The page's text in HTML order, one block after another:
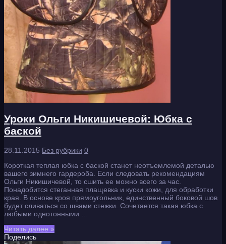
Уроки Ольги Никишичевой: Юбка с
баской
28.11.2015 Без рубрики 0
Короткая теплая юбка с баской станет неотъемлемой деталью
вашего зимнего гардероба. Если следовать рекомендациям
Ольги Никишичевой, то сшить ее можно всего за час.
Понадобится стеганная плащевка и куски кожи, для обработки
края. В основе кроя прямоугольник, единственный боковой шов
будет сливаться со швами стежки. Сочетается такая юбка с
любыми однотонными …
Читать далее »
Поделись